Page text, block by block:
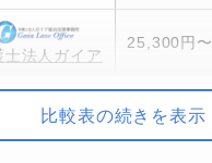
士法人ガイア
25,300円〜
職代行辞スル
22,000円
比較表の続きを表示